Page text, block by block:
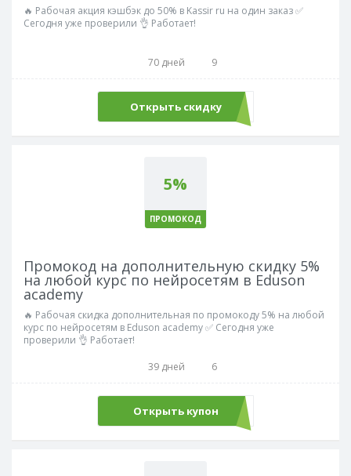
🔥 Рабочая акция кэшбэк до 50% в Kassir ru на один заказ ✅
Сегодня уже проверили 👌 Работает!
70 дней 9
Открыть скидку
5%
ПРОМОКОД
Промокод на дополнительную скидку 5%
на любой курс по нейросетям в Eduson
academy
🔥 Рабочая скидка дополнительная по промокоду 5% на любой
курс по нейросетям в Eduson academy ✅ Сегодня уже
проверили 👌 Работает!
39 дней
6
Открыть купонPROMOAI